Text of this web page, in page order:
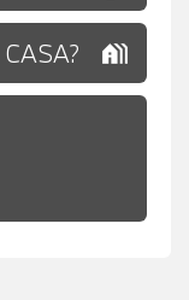
holiday_village